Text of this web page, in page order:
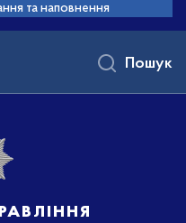
та наповнення
Пошук